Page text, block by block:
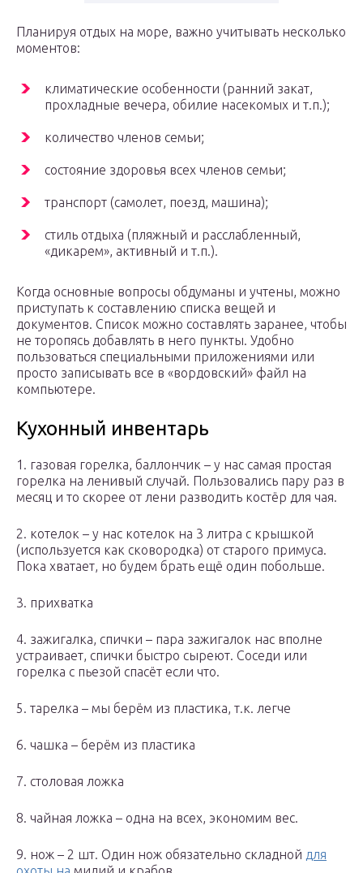
Планируя отдых на море, важно учитывать несколько
моментов:
климатические особенности (ранний закат,
прохладные вечера, обилие насекомых и т.п.);
количество членов семьи;
состояние здоровья всех членов семьи;
транспорт (самолет, поезд, машина);
стиль отдыха (пляжный и расслабленный,
«дикарем», активный и т.п.).
Когда основные вопросы обдуманы и учтены, можно
приступать к составлению списка вещей и
документов. Список можно составлять заранее, чтобы
не торопясь добавлять в него пункты. Удобно
пользоваться специальными приложениями или
просто записывать все в «вордовский» файл на
компьютере.
Кухонный инвентарь
1. газовая горелка, баллончик – у нас самая простая
горелка на ленивый случай. Пользовались пару раз в
месяц и то скорее от лени разводить костёр для чая.
2. котелок – у нас котелок на 3 литра с крышкой
(используется как сковородка) от старого примуса.
Пока хватает, но будем брать ещё один побольше.
3. прихватка
4. зажигалка, спички – пара зажигалок нас вполне
устраивает, спички быстро сыреют. Соседи или
горелка с пьезой спасёт если что.
5. тарелка – мы берём из пластика, т.к. легче
6. чашка – берём из пластика
7. столовая ложка
8. чайная ложка – одна на всех, экономим вес.
9. нож – 2 шт. Один нож обязательно складной для